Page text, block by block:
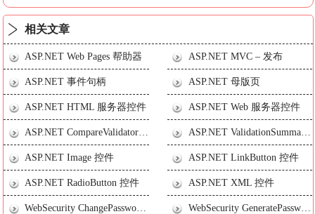
相关文章
ASP.NET Web Pages 帮助器 ASP.NET MVC – 发布
ASP.NET 事件句柄 ASP.NET 母版页
ASP.NET HTML 服务器控件 ASP.NET Web 服务器控件
ASP.NET Image 控件 ASP.NET LinkButton 控件
ASP.NET RadioButton 控件 ASP.NET XML 控件